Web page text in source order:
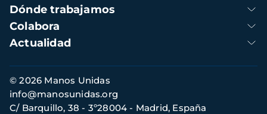
Dónde trabajamos
Colabora
Actualidad
Información
de
contacto
© 2026 Manos Unidas
C/ Barquillo, 38 - 3º28004 - Madrid, España
info@manosunidas.org